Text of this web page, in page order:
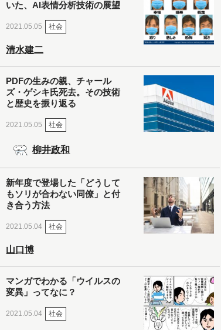
いた、AI表情分析技術の展望
2021.05.05 社会
清水建二
PDFの生みの親、チャール
ズ・ゲシキ氏死去。その技術
と歴史を振り返る
2021.05.05 社会
柳井政和
新年度で登場した「どうして
もソリが合わない同僚」と付
き合う方法
2021.05.04 社会
山口博
マンガでわかる「ウイルスの
変異」ってなに？
2021.05.04 社会